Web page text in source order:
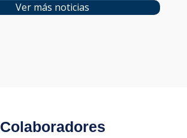
Ver más noticias
Colaboradores